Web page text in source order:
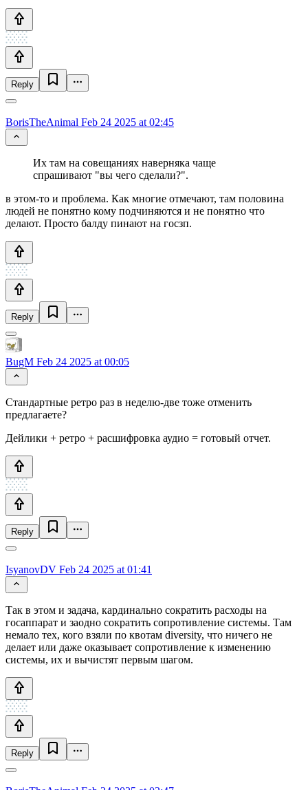
Reply
BorisTheAnimal Feb 24 2025 at 02:45
Их там на совещаниях наверняка чаще
спрашивают "вы чего сделали?".
в этом-то и проблема. Как многие отмечают, там половина
людей не понятно кому подчиняются и не понятно что
делают. Просто балду пинают на госзп.
Reply
BugM Feb 24 2025 at 00:05
Стандартные ретро раз в неделю-две тоже отменить
предлагаете?
Дейлики + ретро + расшифровка аудио = готовый отчет.
Reply
IsyanovDV Feb 24 2025 at 01:41
Так в этом и задача, кардинально сократить расходы на
госаппарат и заодно сократить сопротивление системы. Там
немало тех, кого взяли по квотам diversity, что ничего не
делает или даже оказывает сопротивление к изменению
системы, их и вычистят первым шагом.
Reply